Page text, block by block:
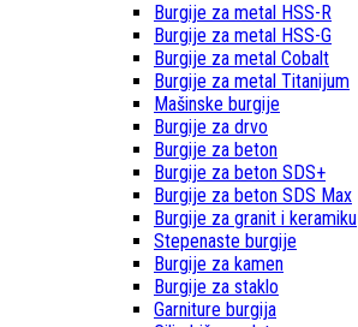
Burgije za metal HSS-R
Burgije za metal HSS-G
Burgije za metal Cobalt
Burgije za metal Titanijum
Mašinske burgije
Burgije za drvo
Burgije za beton
Burgije za beton SDS+
Burgije za beton SDS Max
Burgije za granit i keramiku
Stepenaste burgije
Burgije za kamen
Burgije za staklo
Garniture burgija